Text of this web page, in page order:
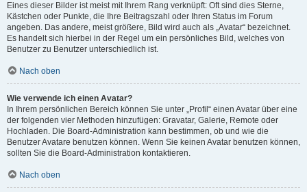
Eines dieser Bilder ist meist mit Ihrem Rang verknüpft: Oft sind dies Sterne,
Kästchen oder Punkte, die Ihre Beitragszahl oder Ihren Status im Forum
angeben. Das andere, meist größere, Bild wird auch als „Avatar“ bezeichnet.
Es handelt sich hierbei in der Regel um ein persönliches Bild, welches von
Benutzer zu Benutzer unterschiedlich ist.
Nach oben
Wie verwende ich einen Avatar?
In Ihrem persönlichen Bereich können Sie unter „Profil“ einen Avatar über eine
der folgenden vier Methoden hinzufügen: Gravatar, Galerie, Remote oder
Hochladen. Die Board-Administration kann bestimmen, ob und wie die
Benutzer Avatare benutzen können. Wenn Sie keinen Avatar benutzen können,
sollten Sie die Board-Administration kontaktieren.
Nach oben